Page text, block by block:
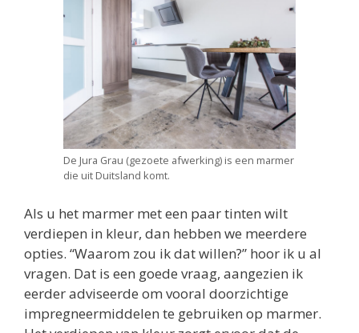
De Jura Grau (gezoete afwerking) is een marmer
die uit Duitsland komt.
Als u het marmer met een paar tinten wilt
verdiepen in kleur, dan hebben we meerdere
opties. “Waarom zou ik dat willen?” hoor ik u al
vragen. Dat is een goede vraag, aangezien ik
eerder adviseerde om vooral doorzichtige
impregneermiddelen te gebruiken op marmer.